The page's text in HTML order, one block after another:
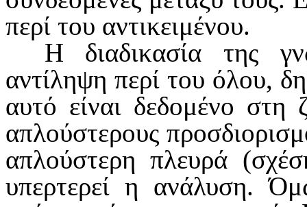
περί του αντικειμένου.
Η διαδικασία της
αντίληψη περί του όλου,
αυτό είναι δεδομένο στη
απλούστερους
απλού­στερη πλευρά
υπερτερεί η ανάλυση.